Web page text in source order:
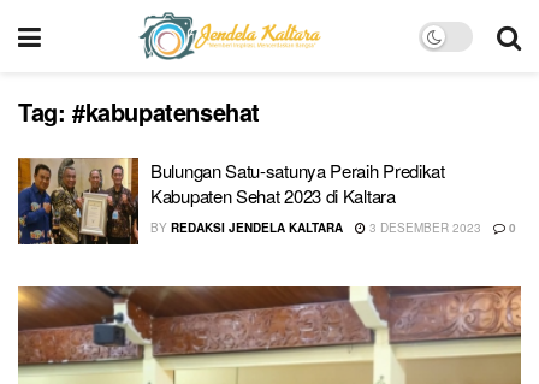
Tag: #kabupatensehat
Bulungan Satu-satunya Peraih Predikat
Kabupaten Sehat 2023 di Kaltara
BY REDAKSI JENDELA KALTARA 3 DESEMBER 2023 0